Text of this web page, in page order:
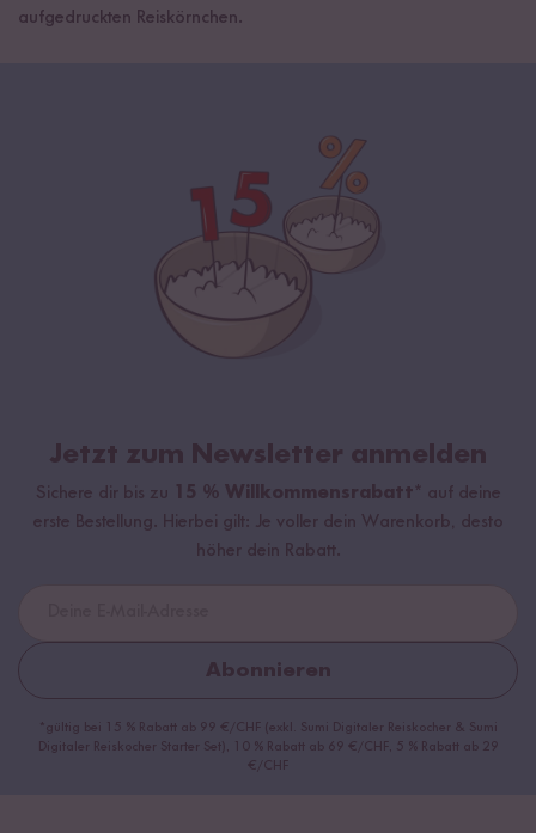
aufgedruckten Reiskörnchen.
Jetzt zum Newsletter anmelden
Sichere dir bis zu 15 % Willkommensrabatt* auf deine
erste Bestellung. Hierbei gilt: Je voller dein Warenkorb, desto
höher dein Rabatt.
Abonnieren
*gültig bei 15 % Rabatt ab 99 €/CHF (exkl. Sumi Digitaler Reiskocher & Sumi
Digitaler Reiskocher Starter Set), 10 % Rabatt ab 69 €/CHF, 5 % Rabatt ab 29
€/CHF